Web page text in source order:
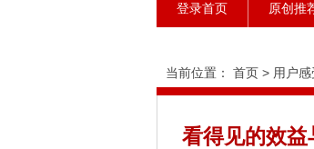
登录首页 原创推
当前位置： 首页 > 用户感
看得见的效益